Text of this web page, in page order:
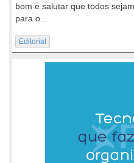
bom e salutar que todos
para o...
Editorial